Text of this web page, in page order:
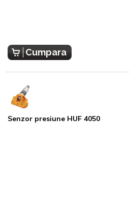
Cumpara
Senzor presiune HUF 4050